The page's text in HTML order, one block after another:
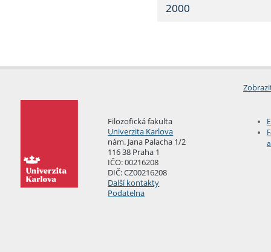
2000
Filozofická fakulta
Univerzita Karlova
nám. Jana Palacha 1/2
116 38 Praha 1
IČO: 00216208
DIČ: CZ00216208
Další kontakty
Podatelna